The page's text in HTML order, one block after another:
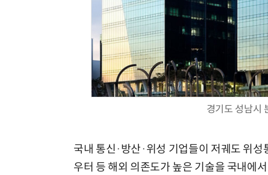
경기도 성남시
국내 통신·방산·위성 기업들이 저궤도 위
우터 등 해외 의존도가 높은 기술을 국내에